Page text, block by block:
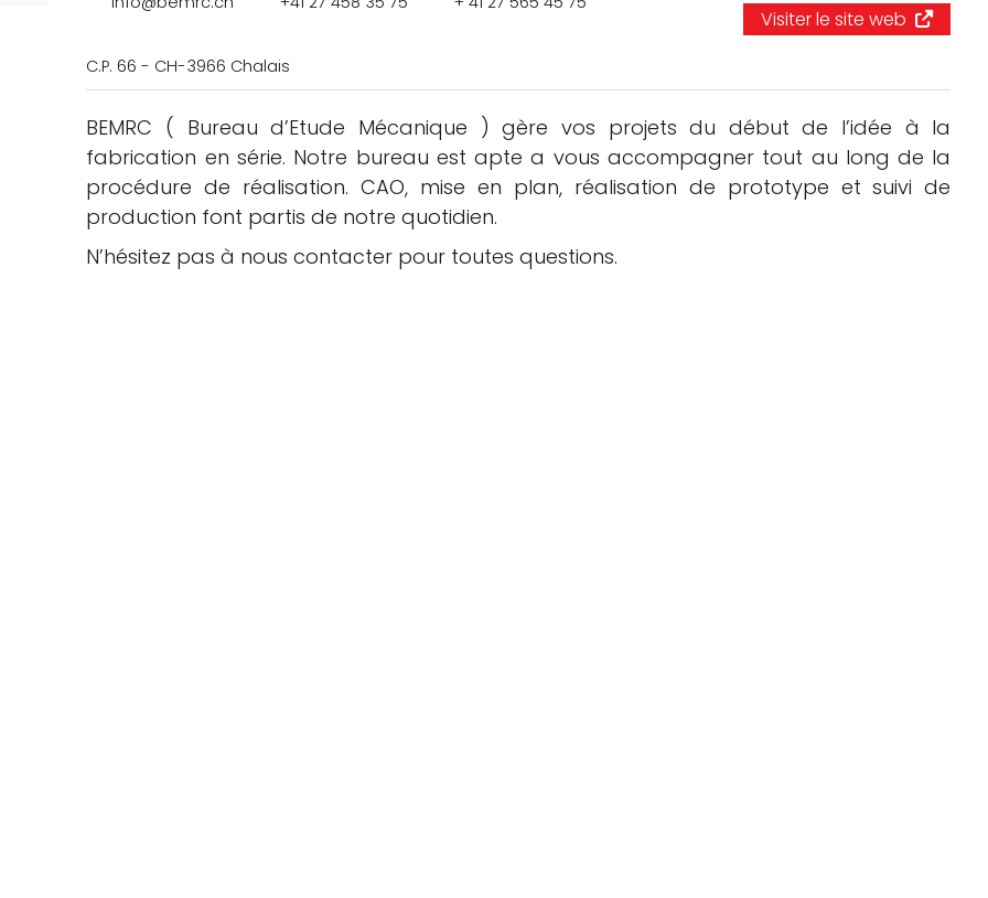
Logiciels 3D
Vidéos
Visiter le site web
C.P. 66 - CH-3966 Chalais
BEMRC ( Bureau d’Etude Mécanique ) gère vos projets du début de l’idée à la
fabrication en série. Notre bureau est apte a vous accompagner tout au long de la
procédure de réalisation. CAO, mise en plan, réalisation de prototype et suivi de
production font partis de notre quotidien.
N’hésitez pas à nous contacter pour toutes questions.